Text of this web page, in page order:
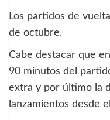
Los partidos de
de octubre.
Cabe destacar que
90 minutos del
extra y por último la
lanzamientos desde